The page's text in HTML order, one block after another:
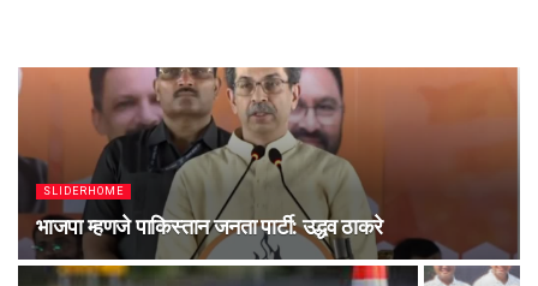
SLIDERHOME
भाजपा म्हणजे पाकिस्तान जनता पार्टी: उद्धव ठाकरे